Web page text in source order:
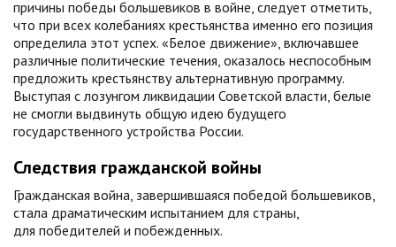
причины победы большевиков в войне, следует отметить,
что при всех колебаниях крестьянства именно его позиция
определила этот успех. «Белое движение», включавшее
различные политические течения, оказалось неспособным
предложить крестьянству альтернативную программу.
Выступая с лозунгом ликвидации Советской власти, белые
не смогли выдвинуть общую идею будущего
государственного устройства России.
Следствия гражданской войны
Гражданская война, завершившаяся победой большевиков,
стала драматическим испытанием для страны,
для победителей и побежденных.